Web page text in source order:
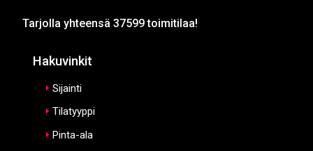
Tarjolla yhteensä 37599 toimitilaa!
Hakuvinkit
Sijainti
Tilatyyppi
Pinta-ala